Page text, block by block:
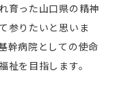
育った山口県の精神
参りたいと思いま
幹病院としての使命
を目指します。